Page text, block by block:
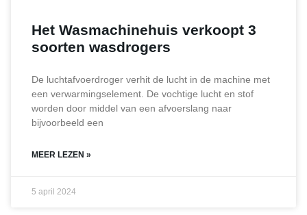
Het Wasmachinehuis verkoopt 3
soorten wasdrogers
De luchtafvoerdroger verhit de lucht in de machine met
een verwarmingselement. De vochtige lucht en stof
worden door middel van een afvoerslang naar
bijvoorbeeld een
MEER LEZEN »
5 april 2024